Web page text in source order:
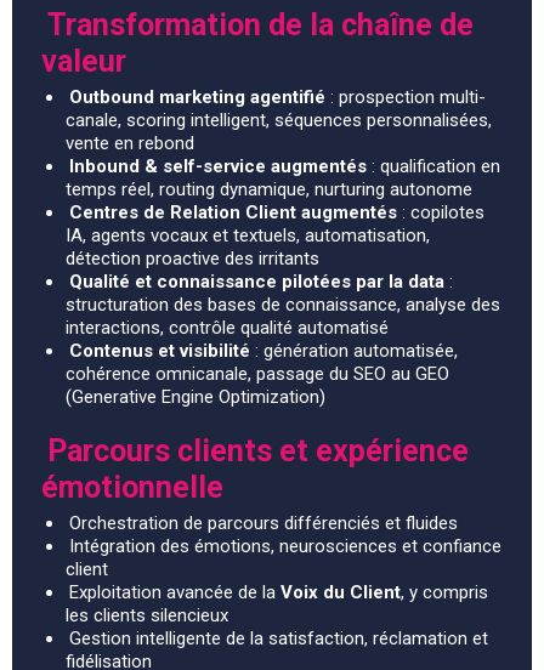
Transformation de la chaîne de
valeur
Outbound marketing agentifié : prospection multi-
canale, scoring intelligent, séquences personnalisées,
vente en rebond
Inbound & self-service augmentés : qualification en
temps réel, routing dynamique, nurturing autonome
Centres de Relation Client augmentés : copilotes
IA, agents vocaux et textuels, automatisation,
détection proactive des irritants
Qualité et connaissance pilotées par la data :
structuration des bases de connaissance, analyse des
interactions, contrôle qualité automatisé
Contenus et visibilité : génération automatisée,
cohérence omnicanale, passage du SEO au GEO
(Generative Engine Optimization)
Parcours clients et expérience
émotionnelle
Orchestration de parcours différenciés et fluides
Intégration des émotions, neurosciences et confiance
client
Exploitation avancée de la Voix du Client, y compris
les clients silencieux
Gestion intelligente de la satisfaction, réclamation et
fidélisation